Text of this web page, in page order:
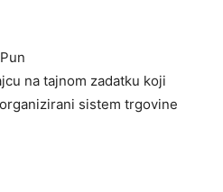
na tajnom zadatku koji
sistem trgovine